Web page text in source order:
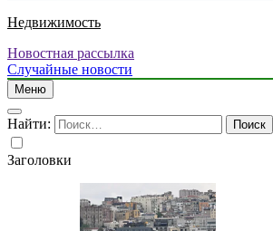
Недвижимость
Новостная рассылка
Случайные новости
Меню
Найти:
Заголовки